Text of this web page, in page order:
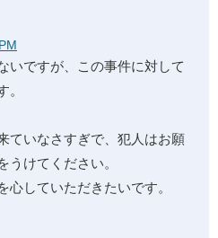
いですが、この事件に対して
。
ていなさすぎで、犯人はお願
うけてください。
心していただきたいです。